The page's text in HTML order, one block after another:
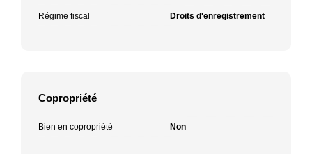
Régime fiscal Droits d'enregistrement
Copropriété
Bien en copropriété Non